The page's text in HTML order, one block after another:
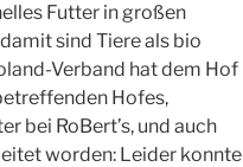
Futter in großen
sind Tiere als bio
Verband hat dem Hof
Hofes,
bei RoBert’s, und auch
worden: Leider konnte